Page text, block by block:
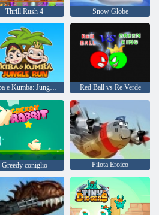
Thrill Rush 4 Snow Globe
Kiba e Kumba: Jungle Run Red Ball vs Re Verde
Greedy coniglio Pilota Eroico